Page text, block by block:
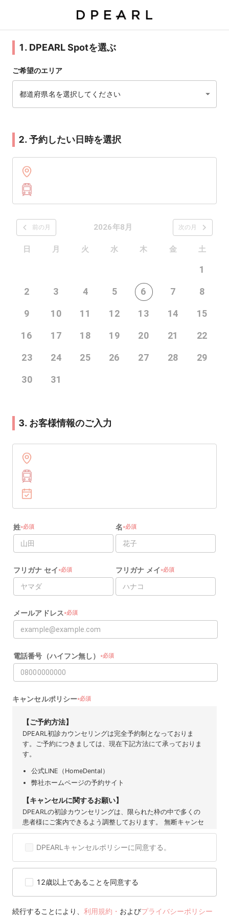
1. DPEARL Spotを選ぶ
ご希望のエリア
都道府県名を選択してください
2. 予約したい日時を選択
2026年8月
前の月 次の月
日 月 火 水 木 金 土
1
2 3 4 5 6 7 8
9 10 11 12 13 14 15
16 17 18 19 20 21 22
23 24 25 26 27 28 29
30 31
3. お客様情報のご入力
姓★必須 名★必須
フリガナ セイ ★必須 フリガナ メイ ★必須
メールアドレス★必須
電話番号（ハイフン無し） ★必須
キャンセルポリシー★必須
【ご予約方法】
DPEARL初診カウンセリングは完全予約制となっておりま
す。ご予約につきましては、現在下記方法にて承っておりま
す。
公式LINE（HomeDental）
弊社ホームページの予約サイト
【キャンセルに関するお願い】
DPEARLの初診カウンセリングは、限られた枠の中で多くの
患者様にご案内できるよう調整しております。 無断キャンセ
ルや直前のご連絡は、他の患者様の機会を奪うだけでなく、
提携歯科医院にも大きなご迷惑となります。 そのため、ご予
約後のキャンセルは原則お控えいただきますようお願い申し
上げます。 度重なるキャンセルや無断キャンセルが確認され
ただくことがございますので、 何卒ご理解とご協力をお願い
【キャンセル可能期間】
DPEARLキャンセルポリシーに同意する。
12歳以上であることを同意する
続行することにより、 利用規約・ およびプライバシーポリシー